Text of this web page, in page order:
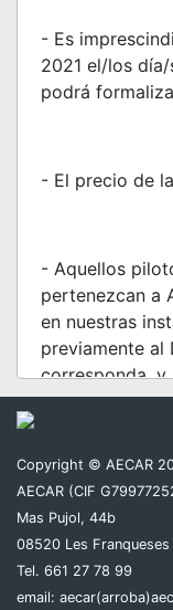
- Es
2021 el/los
podrá
- El precio de
- Aquellos
pertenezcan a
en nuestras
previamente al
corresponda, y
importe de la
- Se deben
normas de uso
- Para
Copyright © AECAR
AECAR (CIF
Mas Pujol, 44b
08520 Les Franqueses
Tel. 661 27 78 99
email: